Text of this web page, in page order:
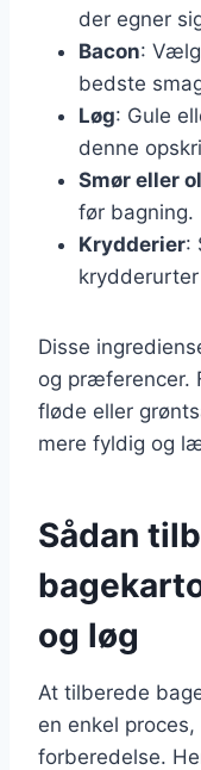
der egner
Bacon:
bedste
Løg: Gule
denne
Smør eller
før bagning.
Krydderier:
Disse
og præferencer.
fløde eller
mere fyldig og
Sådan
og løg
At tilberede
en enkel
forberedelse.